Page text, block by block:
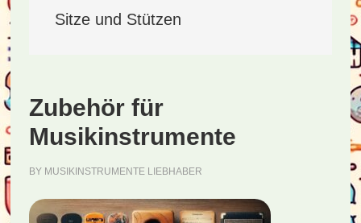
Sitze und Stützen
Zubehör für
Musikinstrumente
BY MUSIKINSTRUMENTE LIEBHABER